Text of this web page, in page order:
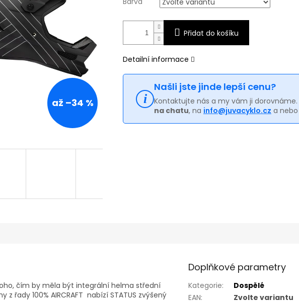
až –34 %
Přidat do košíku
Detailní informace
Našli jste jinde lepší cenu?
Kontaktujte nás a my vám ji
na chatu, na info@juvacyklo.cz a
čím by měla být integrální helma střední
řady 100% AIRCRAFT nabízí STATUS zvýšený
Doplňkové parametry
Kategorie:
Dospělé
EAN: Zvolte variantu